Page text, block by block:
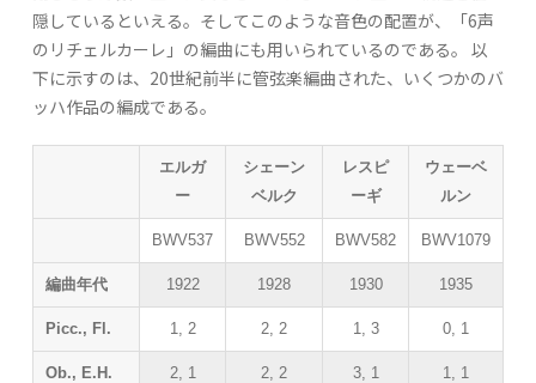
隠しているといえる。そしてこのような音色の配置が、「6声
のリチェルカーレ」の編曲にも用いられているのである。 以
下に示すのは、20世紀前半に管弦楽編曲された、いくつかのバ
ッハ作品の編成である。
エルガ
ー
シェーン
ベルク
レスピ
ーギ
ウェーベ
ルン
BWV537 BWV552 BWV582 BWV1079
編曲年代 1922 1928 1930 1935
Picc., Fl. 1, 2 2, 2 1, 3 0, 1
Ob., E.H. 2, 1 2, 2 3, 1 1, 1